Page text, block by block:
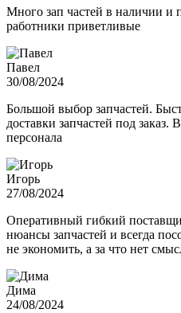
Много зап частей в наличии и
работники приветливые
Павел
30/08/2024
Большой выбор запчастей.
доставки запчастей под
персонала
Игорь
27/08/2024
Оперативный гибкий
нюансы запчастей и всегда
не экономить, а за что нет
Дима
24/08/2024